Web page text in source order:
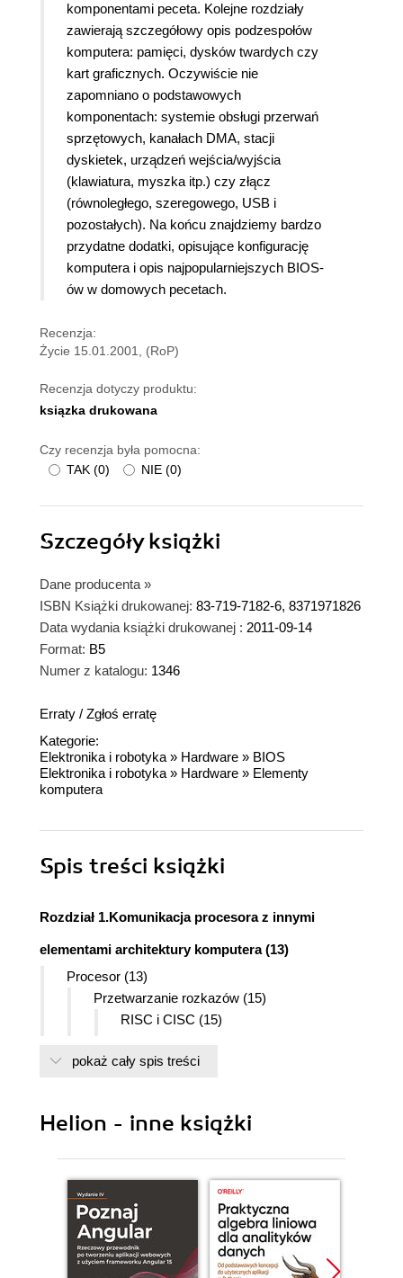
komponentami peceta. Kolejne rozdziały
zawierają szczegółowy opis podzespołów
komputera: pamięci, dysków twardych czy
kart graficznych. Oczywiście nie
zapomniano o podstawowych
komponentach: systemie obsługi przerwań
sprzętowych, kanałach DMA, stacji
dyskietek, urządzeń wejścia/wyjścia
(klawiatura, myszka itp.) czy złącz
(równoległego, szeregowego, USB i
pozostałych). Na końcu znajdziemy bardzo
przydatne dodatki, opisujące konfigurację
komputera i opis najpopularniejszych BIOS-
ów w domowych pecetach.
Recenzja:
Życie 15.01.2001, (RoP)
Recenzja dotyczy produktu:
ksiązka drukowana
Czy recenzja była pomocna:
TAK (0) NIE (0)
Szczegółyksiążki
Dane producenta »
ISBN Książki drukowanej: 83-719-7182-6, 8371971826
Data wydania książki drukowanej : 2011-09-14
Format: B5
Numer z katalogu: 1346
Erraty / Zgłoś erratę
Kategorie:
Elektronika i robotyka» Hardware » BIOS
Elektronika i robotyka» Hardware » Elementy
komputera
Spis treści książki
Rozdział 1.Komunikacja procesora z innymi
elementami architektury komputera (13)
Procesor (13)
Przetwarzanie rozkazów (15)
RISC i CISC (15)
Techniki przyspieszania (19)
Stronicowanie (30)
Organizacja pamięci podręcznej (35)
Pamięć podręczna procesora 80386 (37)
Zakres pokrywany przez pamięć podręczną
(41)
pokaż cały spis treści
Helion - inne książki